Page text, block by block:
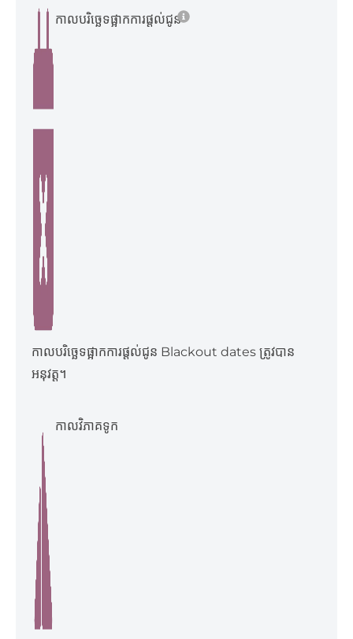
កាលបរិច្ឆេទផ្អាកការផ្ដល់ជូន
កាលបរិច្ឆេទផ្អាកការផ្ដល់ជូន Blackout dates ត្រូវបាន
អនុវត្ត។
កាលវិភាគទូក